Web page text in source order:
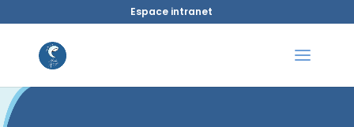
Espace intranet